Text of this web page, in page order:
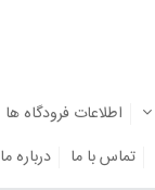
اطلاعات فرودگاه ها
تماس با ما درباره ما